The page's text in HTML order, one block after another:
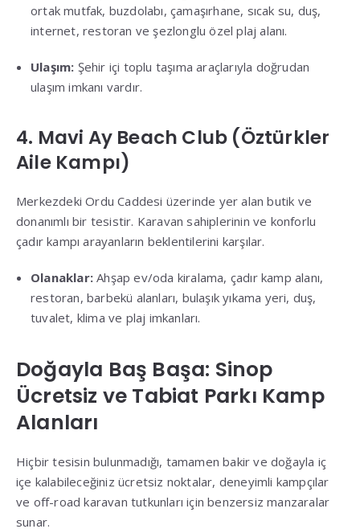
ortak mutfak, buzdolabı, çamaşırhane, sıcak su, duş,
internet, restoran ve şezlonglu özel plaj alanı.
Ulaşım: Şehir içi toplu taşıma araçlarıyla doğrudan
ulaşım imkanı vardır.
4. Mavi Ay Beach Club (Öztürkler
Aile Kampı)
Merkezdeki Ordu Caddesi üzerinde yer alan butik ve
donanımlı bir tesistir. Karavan sahiplerinin ve konforlu
çadır kampı arayanların beklentilerini karşılar.
Olanaklar: Ahşap ev/oda kiralama, çadır kamp alanı,
restoran, barbekü alanları, bulaşık yıkama yeri, duş,
tuvalet, klima ve plaj imkanları.
Doğayla Baş Başa: Sinop
Ücretsiz ve Tabiat Parkı Kamp
Alanları
Hiçbir tesisin bulunmadığı, tamamen bakir ve doğayla iç
içe kalabileceğiniz ücretsiz noktalar, deneyimli kampçılar
ve off-road karavan tutkunları için benzersiz manzaralar
sunar.